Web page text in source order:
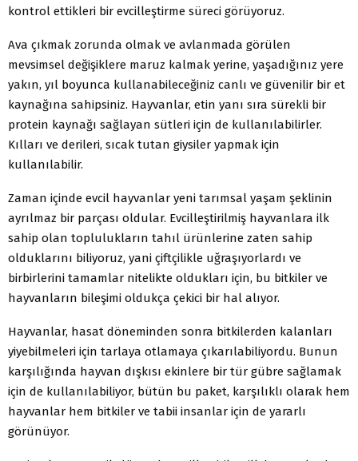
kontrol ettikleri bir evcilleştirme süreci görüyoruz.
Ava çıkmak zorunda olmak ve avlanmada görülen
mevsimsel değişiklere maruz kalmak yerine, yaşadığınız yere
yakın, yıl boyunca kullanabileceğiniz canlı ve güvenilir bir et
kaynağına sahipsiniz. Hayvanlar, etin yanı sıra sürekli bir
protein kaynağı sağlayan sütleri için de kullanılabilirler.
Kılları ve derileri, sıcak tutan giysiler yapmak için
kullanılabilir.
Zaman içinde evcil hayvanlar yeni tarımsal yaşam şeklinin
ayrılmaz bir parçası oldular. Evcilleştirilmiş hayvanlara ilk
sahip olan toplulukların tahıl ürünlerine zaten sahip
olduklarını biliyoruz, yani çiftçilikle uğraşıyorlardı ve
birbirlerini tamamlar nitelikte oldukları için, bu bitkiler ve
hayvanların bileşimi oldukça çekici bir hal alıyor.
Hayvanlar, hasat döneminden sonra bitkilerden kalanları
yiyebilmeleri için tarlaya otlamaya çıkarılabiliyordu. Bunun
karşılığında hayvan dışkısı ekinlere bir tür gübre sağlamak
için de kullanılabiliyor, bütün bu paket, karşılıklı olarak hem
hayvanlar hem bitkiler ve tabii insanlar için de yararlı
görünüyor.